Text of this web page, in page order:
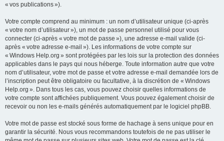
« vos publications »).
Votre compte comprend au minimum : un nom d’utilisateur unique (ci-après
« votre nom d’utilisateur »), un mot de passe personnel utilisé pour vous
connecter (ci-après « votre mot de passe »), une adresse e-mail valide (ci-
après « votre adresse e-mail »). Les informations de votre compte sur
« Windows Help.org » sont protégées par les lois sur la protection des données
applicables dans le pays qui nous héberge. Toute information autre que votre
nom d’utilisateur, votre mot de passe et votre adresse e-mail demandée lors de
l’inscription peut être obligatoire ou facultative, à la discrétion de « Windows
Help.org ». Dans tous les cas, vous pouvez choisir quelles informations de
votre compte sont affichées publiquement. Vous pouvez également choisir de
recevoir ou non les e-mails générés automatiquement par le logiciel phpBB.
Votre mot de passe est stocké sous forme de hachage à sens unique pour en
garantir la sécurité. Nous vous recommandons toutefois de ne pas utiliser le